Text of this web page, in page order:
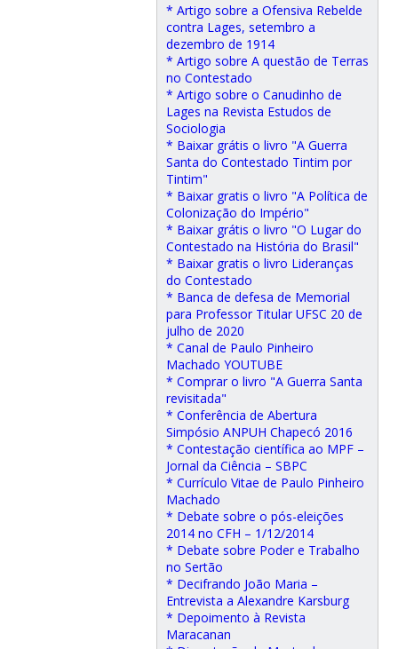
* Artigo sobre a Ofensiva Rebelde
contra Lages, setembro a
dezembro de 1914
* Artigo sobre A questão de Terras
no Contestado
* Artigo sobre o Canudinho de
Lages na Revista Estudos de
Sociologia
* Baixar grátis o livro "A Guerra
Santa do Contestado Tintim por
Tintim"
* Baixar gratis o livro "A Política de
Colonização do Império"
* Baixar grátis o livro "O Lugar do
Contestado na História do Brasil"
* Baixar gratis o livro Lideranças
do Contestado
* Banca de defesa de Memorial
para Professor Titular UFSC 20 de
julho de 2020
* Canal de Paulo Pinheiro
Machado YOUTUBE
* Comprar o livro "A Guerra Santa
revisitada"
* Conferência de Abertura
Simpósio ANPUH Chapecó 2016
* Contestação científica ao MPF –
Jornal da Ciência – SBPC
* Currículo Vitae de Paulo Pinheiro
Machado
* Debate sobre o pós-eleições
2014 no CFH – 1/12/2014
* Debate sobre Poder e Trabalho
no Sertão
* Decifrando João Maria –
Entrevista a Alexandre Karsburg
* Depoimento à Revista
Maracanan